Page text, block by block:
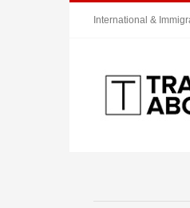
International &